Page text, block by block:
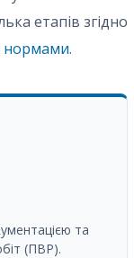
етапів згідно
нормами.
та
(ПВР).